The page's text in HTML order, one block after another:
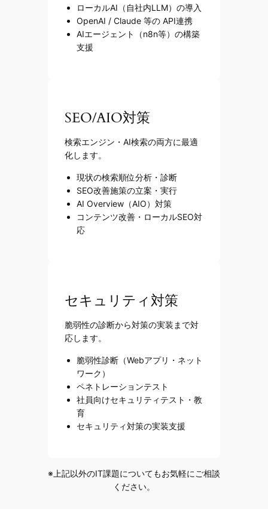
ローカルAI（自社内LLM）の導入
OpenAI / Claude 等の API連携
AIエージェント（n8n等）の構築
支援
SEO/AIO対策
検索エンジン・AI検索の両方に最適
化します。
現状の検索順位分析・診断
SEO改善施策の立案・実行
AI Overview（AIO）対策
コンテンツ改善・ローカルSEO対
応
セキュリティ対策
脆弱性の診断から対策の実装まで対
応します。
脆弱性診断（Webアプリ・ネット
ワーク）
ペネトレーションテスト
社員向けセキュリティテスト・教
育
セキュリティ対策の実装支援
※上記以外のIT課題についてもお気軽にご相談
ください。